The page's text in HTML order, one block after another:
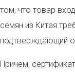
том, что товар
семян из Китая
подтверждающий
Причем,